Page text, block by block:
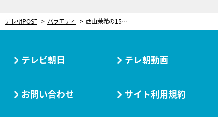
テレ朝POST バラエティ 西山茉希の15分で作ったとは思えない“時短キャンプ飯”に一同驚き！料理研究家も大絶賛の絶品鍋も
テレビ朝日 テレ朝動画
お問い合わせ サイト利用規約